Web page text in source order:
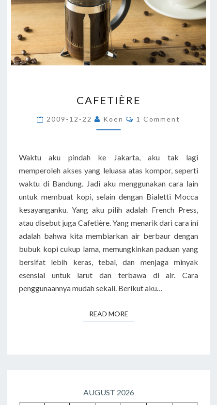
CAFETIÈRE
2009-12-22 Koen Comments
1 Comment
Waktu aku pindah ke Jakarta, aku tak lagi
memperoleh akses yang leluasa atas kompor, seperti
waktu di Bandung. Jadi aku menggunakan cara lain
untuk membuat kopi, selain dengan Bialetti Mocca
kesayanganku. Yang aku pilih adalah French Press,
atau disebut juga Cafetière. Yang menarik dari cara ini
adalah bahwa kita membiarkan air berbaur dengan
bubuk kopi cukup lama, memungkinkan paduan yang
bersifat lebih keras, tebal, dan menjaga minyak
esensial untuk larut dan terbawa di air. Cara
penggunaannya mudah sekali. Berikut aku…
READ MOREREAD MORE
AUGUST 2026